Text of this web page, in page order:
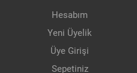
Hesabım
Yeni Üyelik
Üye Girişi
Sepetiniz